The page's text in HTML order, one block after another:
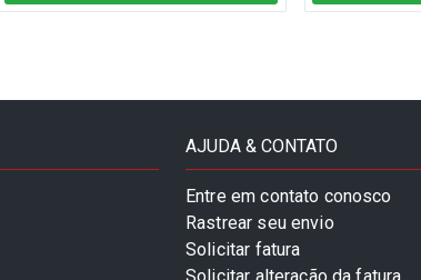
AJUDA & CONTATO
Entre em contato conosco
Rastrear seu envio
Solicitar fatura
Solicitar alteração da fatura